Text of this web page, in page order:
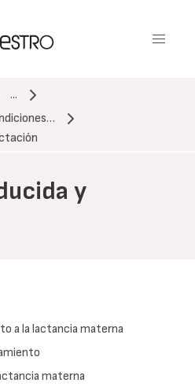
...
y
a la lactancia materna
materna